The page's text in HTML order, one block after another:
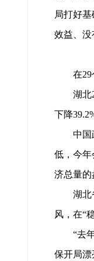
局打好
效益、没
在
湖北
下降
中国
低，今年
济总量的
湖北
风，在“
“去
保开局漂